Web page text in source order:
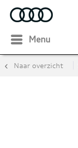
Menu
Naar overzicht